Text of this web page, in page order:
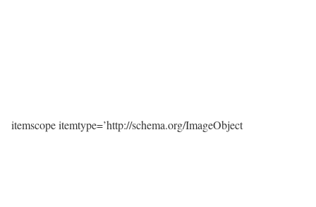
itemscope itemtype=’http://schema.org/ImageObject